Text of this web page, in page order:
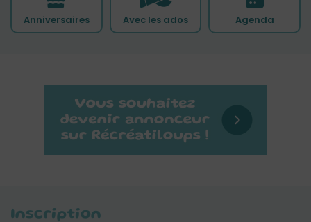
Anniversaires Avec les ados Agenda
Inscription